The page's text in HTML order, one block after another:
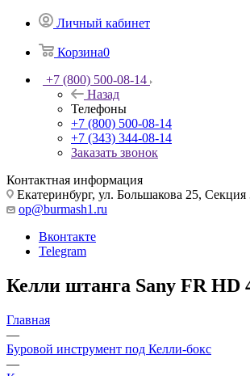
Личный кабинет
Корзина0
+7 (800) 500-08-14
Назад
Телефоны
+7 (800) 500-08-14
+7 (343) 344-08-14
Заказать звонок
Контактная информация
Екатеринбург, ул. Большакова 25,
op@burmash1.ru
Вконтакте
Telegram
Келли штанга Sany FR HD
Главная
—
Буровой инструмент под Келли-бокс
—